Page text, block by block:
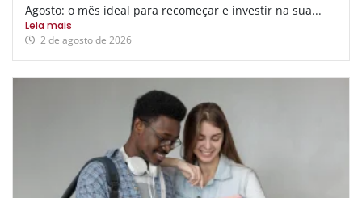
Agosto: o mês ideal para recomeçar e investir na sua...
Leia mais
2 de agosto de 2026